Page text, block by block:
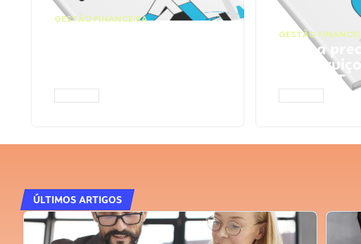
GESTÃO FINANCEIRA
GESTÃO
Faça a
seu
ChatGPT
ÚLTIMOS ARTIGOS